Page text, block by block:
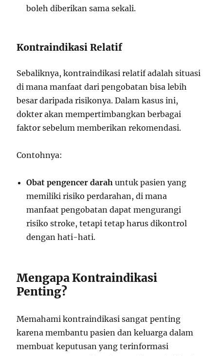
boleh diberikan sama sekali.
Kontraindikasi Relatif
Sebaliknya, kontraindikasi relatif adalah situasi
di mana manfaat dari pengobatan bisa lebih
besar daripada risikonya. Dalam kasus ini,
dokter akan mempertimbangkan berbagai
faktor sebelum memberikan rekomendasi.
Contohnya:
Obat pengencer darah untuk pasien yang
memiliki risiko perdarahan, di mana
manfaat pengobatan dapat mengurangi
risiko stroke, tetapi tetap harus dikontrol
dengan hati-hati.
Mengapa Kontraindikasi
Penting?
Memahami kontraindikasi sangat penting
karena membantu pasien dan keluarga dalam
membuat keputusan yang terinformasi